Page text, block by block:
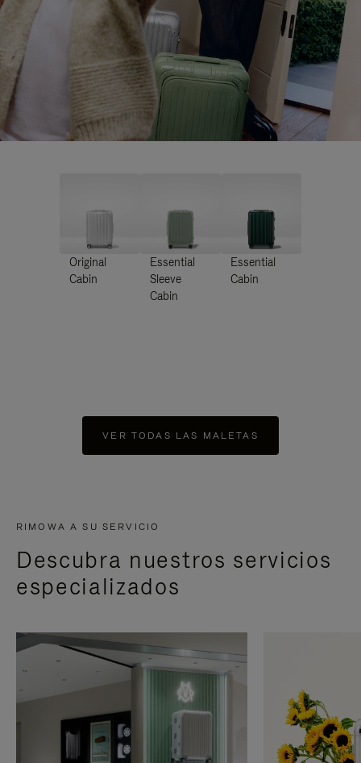
Original
Cabin
Essential
Sleeve
Cabin
Essential
Cabin
VER TODAS LAS MALETAS
RIMOWA A SU SERVICIO
Descubra nuestros servicios
especializados